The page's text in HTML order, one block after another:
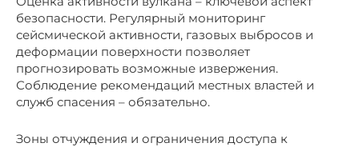
безопасности. Регулярный мониторинг
сейсмической активности, газовых выбросов и
деформации поверхности позволяет
прогнозировать возможные извержения.
Соблюдение рекомендаций местных властей и
служб спасения – обязательно.
Зоны отчуждения и ограничения доступа к